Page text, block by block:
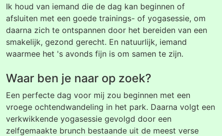
Ik houd van iemand die de dag kan beginnen of
afsluiten met een goede trainings- of yogasessie, om
daarna zich te ontspannen door het bereiden van een
smakelijk, gezond gerecht. En natuurlijk, iemand
waarmee het 's avonds fijn is om samen te zijn.
Waar ben je naar op zoek?
Een perfecte dag voor mij zou beginnen met een
vroege ochtendwandeling in het park. Daarna volgt een
verkwikkende yogasessie gevolgd door een
zelfgemaakte brunch bestaande uit de meest verse